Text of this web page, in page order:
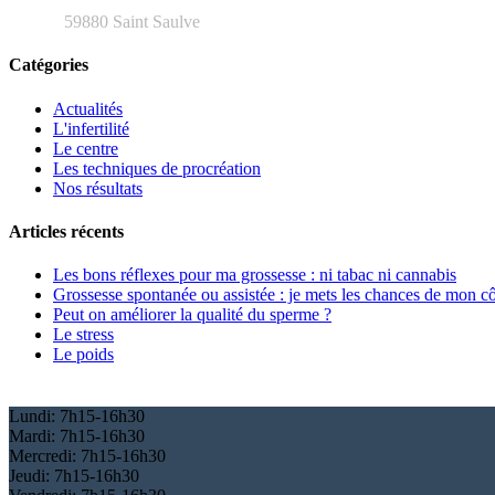
59880 Saint Saulve
Catégories
Actualités
L'infertilité
Le centre
Les techniques de procréation
Nos résultats
Articles récents
Les bons réflexes pour ma grossesse : ni tabac ni cannabis
Grossesse spontanée ou assistée : je mets les chances de mon
Peut on améliorer la qualité du sperme ?
Le stress
Le poids
Lundi: 7h15-16h30
Mardi: 7h15-16h30
Mercredi: 7h15-16h30
Jeudi: 7h15-16h30